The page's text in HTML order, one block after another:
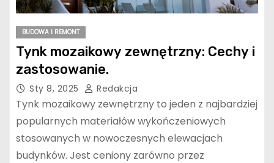
BUDOWA I REMONT
Tynk mozaikowy zewnętrzny: Cechy i
zastosowanie.
Sty 8, 2025 Redakcja
Tynk mozaikowy zewnętrzny to jeden z najbardziej
popularnych materiałów wykończeniowych
stosowanych w nowoczesnych elewacjach
budynków. Jest ceniony zarówno przez